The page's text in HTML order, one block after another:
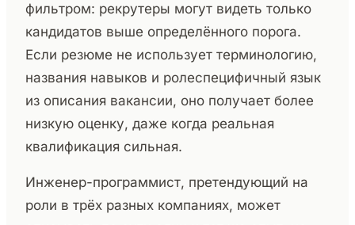
фильтром: рекрутеры могут видеть только
кандидатов выше определённого порога.
Если резюме не использует терминологию,
названия навыков и ролеспецифичный язык
из описания вакансии, оно получает более
низкую оценку, даже когда реальная
квалификация сильная.
Инженер-программист, претендующий на
роли в трёх разных компаниях, может